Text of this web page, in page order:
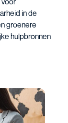
in de
groenere
hulpbronnen